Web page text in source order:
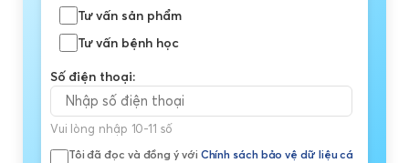
Tư vấn sản phẩm
Tư vấn bệnh học
Số điện thoại:
Vui lòng nhập 10-11 số
Tôi đã đọc và đồng ý với Chính sách bảo vệ dữ liệu cá